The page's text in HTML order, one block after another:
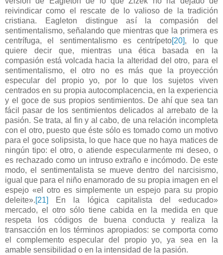
reivindicar como el rescate de lo valioso de la tradición
cristiana. Eagleton distingue así la compasión del
sentimentalismo, señalando que mientras que la primera es
centrífuga, el sentimentalismo es centrípeto[20], lo que
quiere decir que, mientras una ética basada en la
compasión está volcada hacia la alteridad del otro, para el
sentimentalismo, el otro no es más que la proyección
especular del propio yo, por lo que los sujetos viven
centrados en su propia autocomplacencia, en la experiencia
y el goce de sus propios sentimientos. De ahí que sea tan
fácil pasar de los sentimientos delicados al arrebato de la
pasión. Se trata, al fin y al cabo, de una relación incompleta
con el otro, puesto que éste sólo es tomado como un motivo
para el goce solipsista, lo que hace que no haya matices de
ningún tipo: el otro, o atiende especularmente mi deseo, o
es rechazado como un intruso extraño e incómodo. De este
modo, el sentimentalista se mueve dentro del narcisismo,
igual que para el niño enamorado de su propia imagen en el
espejo «el otro es simplemente un espejo para su propio
deleite».[21]
En la lógica capitalista del «educado»
mercado, el otro sólo tiene cabida en la medida en que
respeta los códigos de buena conducta y realiza la
transacción en los términos apropiados: se comporta como
el complemento especular del propio yo, ya sea en la
amable sensibilidad o en la intensidad de la pasión.